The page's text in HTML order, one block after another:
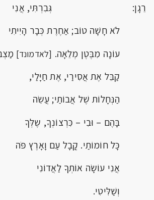
רֵגָן: גְּבִרְתִּי, אֲנִי
לֹא חָשָׁה טוֹב; אַחֶרֶת כְּבָר הָיִיתִי
עוֹנָה מִבֶּטֶן מְלֵאָה. [לאדמונד]
קַבֵּל אֶת אֲסִירַי, אֶת חַיָּלַי,
הַנְּחָלוֹת שֶׁל אֲבוֹתַי; עֲשֵׂה
בָּהֶם – וּבִי – כִּרְצוֹנְךָ, שֶלְּךָ
כָּל חוֹמוֹתַי. קֳבָל עַם וָאָרֶץ פֹּה
אֲנִי עוֹשָׂה אוֹתְךָ לַאֲדוֹנִי
וְשַׁלִּיטִי.